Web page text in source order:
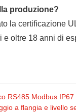
produzione?
la certificazione
oltre 18 anni di
RS485 Modbus
a flangia e livello